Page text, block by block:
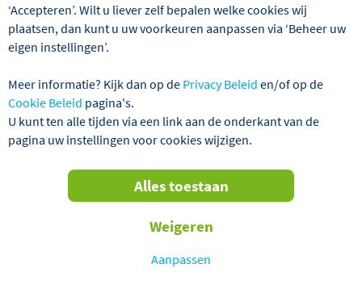
Bolderman organiseert reizen met de beste kwaliteit
tegen de beste prijs. Wij willen u laten genieten van de
prachtige natuur, cultuur, steden en dorpen in Europa op
ervaren als een heerlijke en onbezorgde vakantie. Met
meer dan 60 opstapplaatsen door heel Nederland biedt
Bolderman iedereen het gemak om dicht bij huis op te
stappen. Bolderman: al jaren uw specialist bij uitstek!
Voor uw heerlijke zorgeloze vakantie werkt
Bolderman volgens onderstaande principes:
Enorm uitgebreid aanbod
nieuwe reizen; op deze manier wordt ons aanbod
‘Accepteren’. Wilt u liever zelf bepalen welke cookies wij
plaatsen, dan kunt u uw voorkeuren aanpassen via ‘Beheer uw
eigen instellingen’.
Meer informatie? Kijk dan op de Privacy Beleid en/of op de
Cookie Beleid pagina's.
U kunt ten alle tijden via een link aan de onderkant van de
pagina uw instellingen voor cookies wijzigen.
Aanpassen
Weigeren
Alles toestaan